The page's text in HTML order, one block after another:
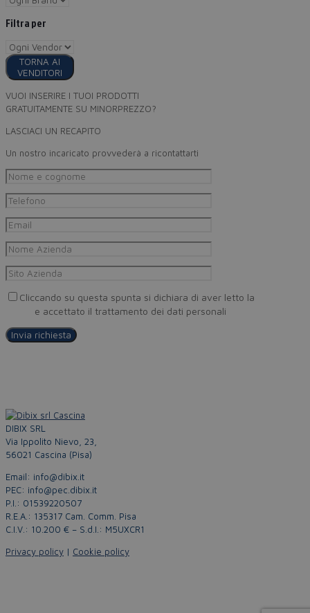
Filtra per
TORNA AI
VENDITORI
VUOI INSERIRE I TUOI PRODOTTI
GRATUITAMENTE SU MINORPREZZO?
LASCIACI UN RECAPITO
Un nostro incaricato provvederà a ricontattarti
Cliccando su questa spunta si dichiara di aver letto la
e accettato il trattamento dei dati personali
DIBIX SRL
Via Ippolito Nievo, 23,
56021 Cascina (Pisa)
Email: info@dibix.it
PEC: info@pec.dibix.it
P.I.: 01539220507
R.E.A.: 135317 Cam. Comm. Pisa
C.I.V.: 10.200 € – S.d.I.: M5UXCR1
Privacy policy | Cookie policy